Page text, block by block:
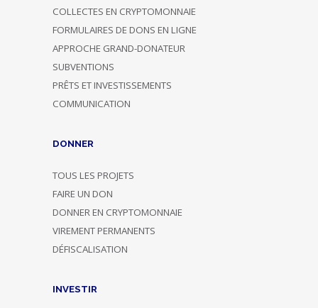
COLLECTES EN CRYPTOMONNAIE
FORMULAIRES DE DONS EN LIGNE
APPROCHE GRAND-DONATEUR
SUBVENTIONS
PRÊTS ET INVESTISSEMENTS
COMMUNICATION
DONNER
TOUS LES PROJETS
FAIRE UN DON
DONNER EN CRYPTOMONNAIE
VIREMENT PERMANENTS
DÉFISCALISATION
INVESTIR